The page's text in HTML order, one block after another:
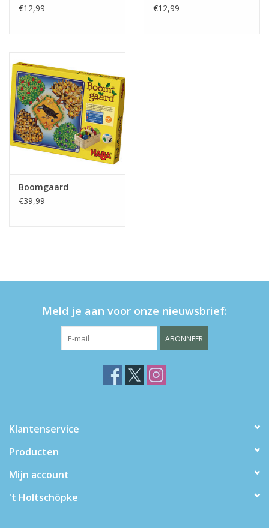
€12,99
€12,99
Boomgaard
€39,99
Meld je aan voor onze nieuwsbrief:
ABONNEER
Klantenservice
Producten
Mijn account
't Holtschöpke